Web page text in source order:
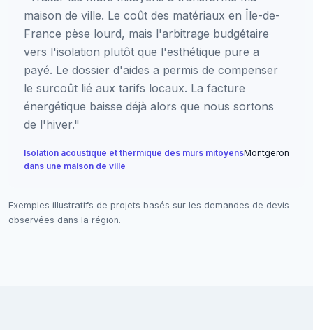
maison de ville. Le coût des matériaux en Île-de-
France pèse lourd, mais l'arbitrage budgétaire
vers l'isolation plutôt que l'esthétique pure a
payé. Le dossier d'aides a permis de compenser
le surcoût lié aux tarifs locaux. La facture
énergétique baisse déjà alors que nous sortons
de l'hiver."
Isolation acoustique et thermique des murs mitoyens
dans une maison de ville
Montgeron
Exemples illustratifs de projets basés sur les demandes de devis
observées dans la région.